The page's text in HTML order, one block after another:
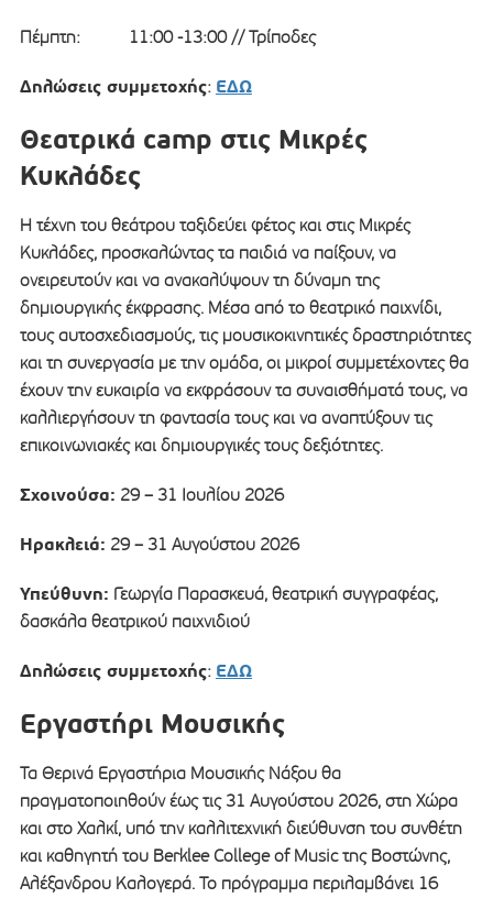
Πέμπτη: 11:00 -13:00 // Τρίποδες
Δηλώσεις συμμετοχής: ΕΔΩ
Θεατρικά camp στις Μικρές
Κυκλάδες
Η τέχνη του θεάτρου ταξιδεύει φέτος και στις Μικρές
Κυκλάδες, προσκαλώντας τα παιδιά να παίξουν, να
ονειρευτούν και να ανακαλύψουν τη δύναμη της
δημιουργικής έκφρασης. Μέσα από το θεατρικό παιχνίδι,
τους αυτοσχεδιασμούς, τις μουσικοκινητικές δραστηριότητες
και τη συνεργασία με την ομάδα, οι μικροί συμμετέχοντες θα
έχουν την ευκαιρία να εκφράσουν τα συναισθήματά τους, να
καλλιεργήσουν τη φαντασία τους και να αναπτύξουν τις
επικοινωνιακές και δημιουργικές τους δεξιότητες.
Σχοινούσα: 29 – 31 Ιουλίου 2026
Ηρακλειά: 29 – 31 Αυγούστου 2026
Υπεύθυνη: Γεωργία Παρασκευά, θεατρική συγγραφέας,
δασκάλα θεατρικού παιχνιδιού
Δηλώσεις συμμετοχής: ΕΔΩ
Εργαστήρι Μουσικής
Τα Θερινά Εργαστήρια Μουσικής Νάξου θα
πραγματοποιηθούν έως τις 31 Αυγούστου 2026, στη Χώρα
και στο Χαλκί, υπό την καλλιτεχνική διεύθυνση του συνθέτη
και καθηγητή του Berklee College of Music της Βοστώνης,
Αλέξανδρου Καλογερά. Το πρόγραμμα περιλαμβάνει 16